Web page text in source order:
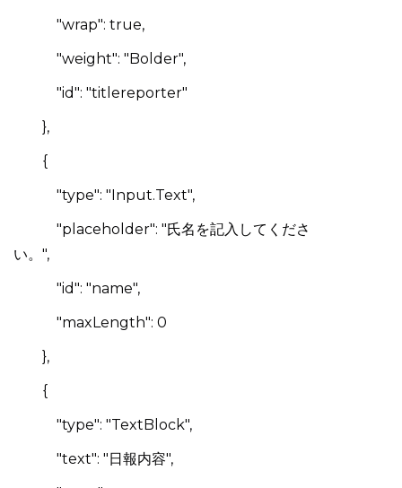
"wrap": true,
"weight": "Bolder",
"id": "titlereporter"
},
{
"type": "Input.Text",
"placeholder": "氏名を記入してくださ
い。",
"id": "name",
"maxLength": 0
},
{
"type": "TextBlock",
"text": "日報内容",